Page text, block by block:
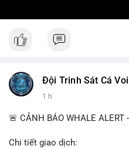
Đội Trinh Sát Cá Voi
1 h
🚨 CẢNH BÁO WHALE ALERT
Chi tiết giao dịch: